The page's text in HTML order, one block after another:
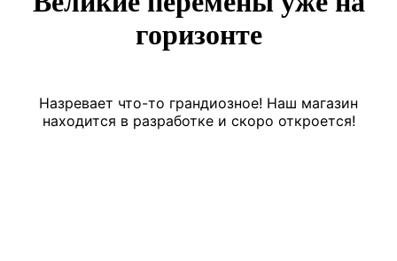
горизонте
Назревает что-то грандиозное! Наш магазин
находится в разработке и скоро откроется!